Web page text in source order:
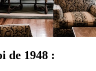
de 1948 :